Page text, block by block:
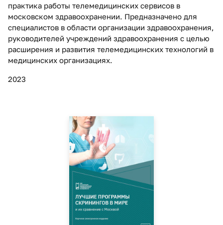
практика работы телемедицинских сервисов в
московском здравоохранении. Предназначено для
специалистов в области организации здравоохранения,
руководителей учреждений здравоохранения с целью
расширения и развития телемедицинских технологий в
медицинских организациях.
2023